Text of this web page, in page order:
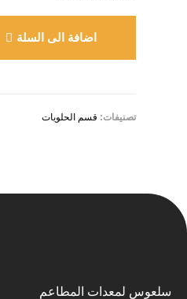
اضافة الى السلة
تصنيفات: قسم الحلويات
سلعوس لمعدات المطاعم